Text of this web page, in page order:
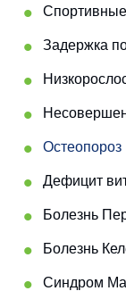
Задержка
Остеопороз
Дефицит
Болезнь
Болезнь
Синдром